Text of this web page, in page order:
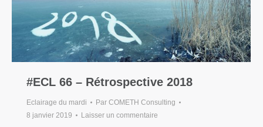
#ECL 66 – Rétrospective 2018
Eclairage du mardi Par COMETH Consulting
8 janvier 2019
Laisser un commentaire